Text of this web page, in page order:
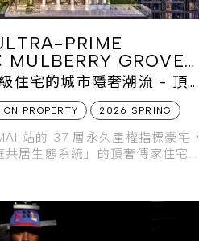
PRIME
MULBERRY GROVE
住宅的城市隱奢潮流 - 頂奢
PROPERTY 2026 SPRING
站的 37 層永久產權指標豪宅，
居生態系統」的頂奢傳家住宅之